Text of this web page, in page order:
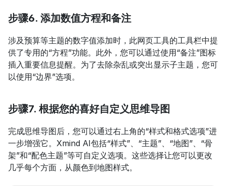
步骤6. 添加数值方程和备注
涉及预算等主题的数字值添加时，此网页工具的工具栏中提
供了专用的“方程”功能。此外，您可以通过使用“备注”图标
插入重要信息提醒。为了去除杂乱或突出显示子主题，您可
以使用“边界”选项。
步骤7. 根据您的喜好自定义思维导图
完成思维导图后，您可以通过右上角的“样式和格式选项”进
一步增强它。Xmind AI包括“样式”、“主题”、“地图”、“骨
架”和“配色主题”等可自定义选项。这些选择让您可以更改
几乎每个方面，从颜色到地图样式。